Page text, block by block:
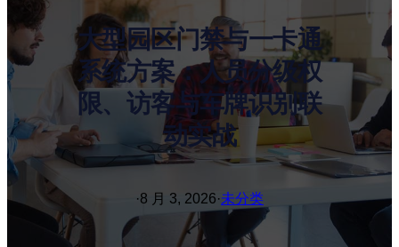
大型园区门禁与一卡通
系统方案：人员分级权
限、访客与车牌识别联
动实战
·8 月 3, 2026·未分类